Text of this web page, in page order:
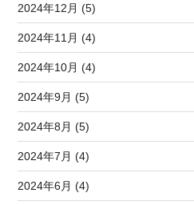
2024年12月 (5)
2024年11月 (4)
2024年10月 (4)
2024年9月 (5)
2024年8月 (5)
2024年7月 (4)
2024年6月 (4)